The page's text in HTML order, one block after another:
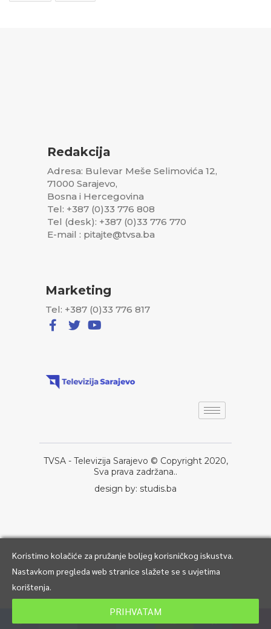
Redakcija
Adresa: Bulevar Meše Selimovića 12,
71000 Sarajevo,
Bosna i Hercegovina
Tel: +387 (0)33 776 808
Tel (desk): +387 (0)33 776 770
E-mail : pitajte@tvsa.ba
Marketing
Tel: +387 (0)33 776 817
TVSA - Televizija Sarajevo © Copyright 2020,
Sva prava zadržana..
design by: studis.ba
Koristimo kolačiće za pružanje boljeg korisničkog iskustva.
Nastavkom pregleda web stranice slažete se s uvjetima
korištenja.
PRIHVATAM